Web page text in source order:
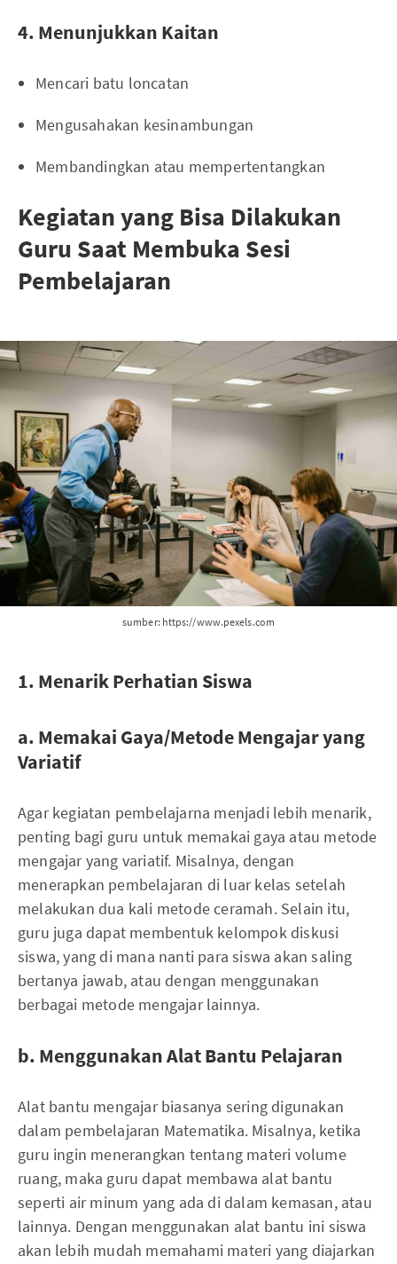
4. Menunjukkan Kaitan
Mencari batu loncatan
Mengusahakan kesinambungan
Membandingkan atau mempertentangkan
Kegiatan yang Bisa Dilakukan
Guru Saat Membuka Sesi
Pembelajaran
sumber: https://www.pexels.com
1. Menarik Perhatian Siswa
a. Memakai Gaya/Metode Mengajar yang
Variatif
Agar kegiatan pembelajarna menjadi lebih menarik,
penting bagi guru untuk memakai gaya atau metode
mengajar yang variatif. Misalnya, dengan
menerapkan pembelajaran di luar kelas setelah
melakukan dua kali metode ceramah. Selain itu,
guru juga dapat membentuk kelompok diskusi
siswa, yang di mana nanti para siswa akan saling
bertanya jawab, atau dengan menggunakan
berbagai metode mengajar lainnya.
b. Menggunakan Alat Bantu Pelajaran
Alat bantu mengajar biasanya sering digunakan
dalam pembelajaran Matematika. Misalnya, ketika
guru ingin menerangkan tentang materi volume
ruang, maka guru dapat membawa alat bantu
seperti air minum yang ada di dalam kemasan, atau
lainnya. Dengan menggunakan alat bantu ini siswa
akan lebih mudah memahami materi yang diajarkan